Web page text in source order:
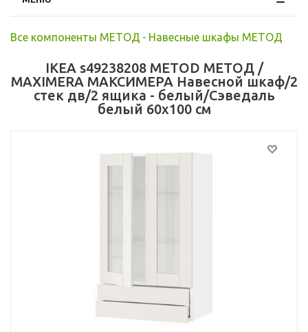
Все компоненты МЕТОД - Навесные шкафы МЕТОД
IKEA s49238208 METOD МЕТОД /
MAXIMERA МАКСИМЕРА Навесной шкаф/2
стек дв/2 ящика - белый/Сэведаль
белый 60x100 см